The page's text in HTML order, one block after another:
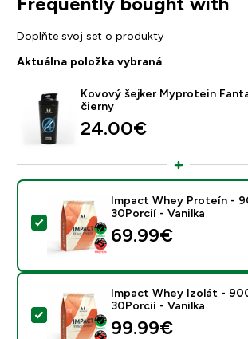
Doplňte svoj set o produkty
Aktuálna položka vybraná
Kovový šejker Myprotein
čierny
24.00€‎
Vybrať tento produkt - Impact
Impact Whey Proteín -
30Porcií - Vanilka
69.99€‎
Vybrať tento produkt - Impact
Impact Whey Izolát -
30Porcií - Vanilka
99.99€‎